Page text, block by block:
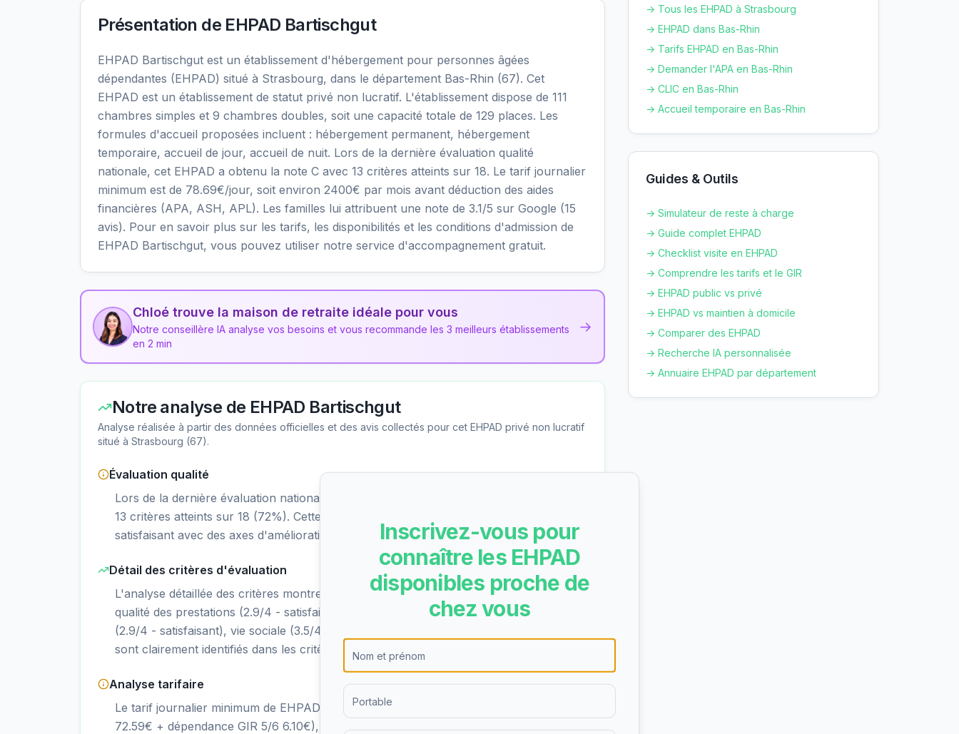
Présentation de EHPAD Bartischgut
EHPAD Bartischgut est un établissement d'hébergement pour personnes âgées
dépendantes (EHPAD) situé à Strasbourg, dans le département Bas-Rhin (67). Cet
EHPAD est un établissement de statut privé non lucratif. L'établissement dispose de 111
chambres simples et 9 chambres doubles, soit une capacité totale de 129 places. Les
formules d'accueil proposées incluent : hébergement permanent, hébergement
temporaire, accueil de jour, accueil de nuit. Lors de la dernière évaluation qualité
nationale, cet EHPAD a obtenu la note C avec 13 critères atteints sur 18. Le tarif journalier
minimum est de 78.69€/jour, soit environ 2400€ par mois avant déduction des aides
financières (APA, ASH, APL). Les familles lui attribuent une note de 3.1/5 sur Google (15
avis). Pour en savoir plus sur les tarifs, les disponibilités et les conditions d'admission de
EHPAD Bartischgut, vous pouvez utiliser notre service d'accompagnement gratuit.
Chloé trouve la maison de retraite idéale pour vous
Notre conseillère IA analyse vos besoins et vous recommande les 3 meilleurs établissements
en 2 min
→
Notre analyse de EHPAD Bartischgut
Analyse réalisée à partir des données officielles et des avis collectés pour cet EHPAD privé non lucratif
situé à Strasbourg (67).
Évaluation qualité
Lors de la dernière évaluation nationale, EHPAD Bartischgut a obtenu la note C avec
13 critères atteints sur 18 (72%). Cette note moyenne indique un niveau de qualité
satisfaisant avec des axes d'amélioration identifiés.
Détail des critères d'évaluation
L'analyse détaillée des critères montre les résultats suivants pour EHPAD Bartischgut :
qualité des prestations (2.9/4 - satisfaisant), nutrition (2.9/4 - satisfaisant), cadre de vie
(2.9/4 - satisfaisant), vie sociale (3.5/4 - excellent). Les points forts de l'établissement
sont clairement identifiés dans les critères les mieux notés.
Analyse tarifaire
Le tarif journalier minimum de EHPAD Bartischgut est de 78.69€/jour (hébergement
72.59€ + dépendance GIR 5/6 6.10€), soit environ 2400€ par mois avant déduction
→ Tous les EHPAD à Strasbourg
→ EHPAD dans Bas-Rhin
→ Tarifs EHPAD en Bas-Rhin
→ Demander l'APA en Bas-Rhin
→ CLIC en Bas-Rhin
→ Accueil temporaire en Bas-Rhin
Guides & Outils
→ Simulateur de reste à charge
→ Guide complet EHPAD
→ Checklist visite en EHPAD
→ Comprendre les tarifs et le GIR
→ EHPAD public vs privé
→ EHPAD vs maintien à domicile
→ Comparer des EHPAD
→ Recherche IA personnalisée
→ Annuaire EHPAD par département
Inscrivez-vous pour
connaître les EHPAD
disponibles proche de
chez vous